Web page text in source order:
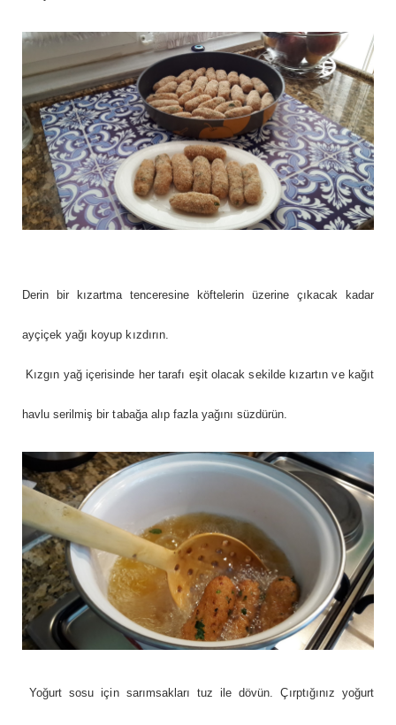
Derin bir kızartma tenceresine köftelerin üzerine çıkacak kadar
ayçiçek yağı koyup kızdırın.
Kızgın yağ içerisinde her tarafı eşit olacak sekilde kızartın ve kağıt
havlu serilmiş bir tabağa alıp fazla yağını süzdürün.
Yoğurt sosu için sarımsakları tuz ile dövün. Çırptığınız yoğurt